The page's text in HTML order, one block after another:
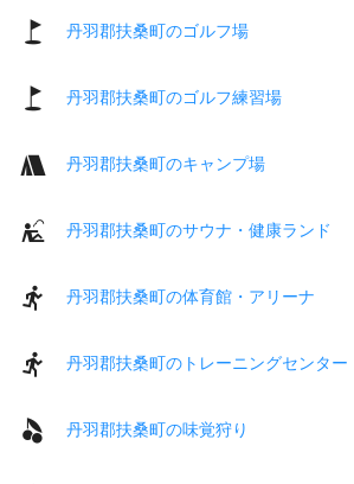
丹羽郡扶桑町のゴルフ場
丹羽郡扶桑町のゴルフ練習場
丹羽郡扶桑町のキャンプ場
丹羽郡扶桑町のサウナ・健康ランド
丹羽郡扶桑町の体育館・アリーナ
丹羽郡扶桑町のトレーニングセンター
丹羽郡扶桑町の味覚狩り